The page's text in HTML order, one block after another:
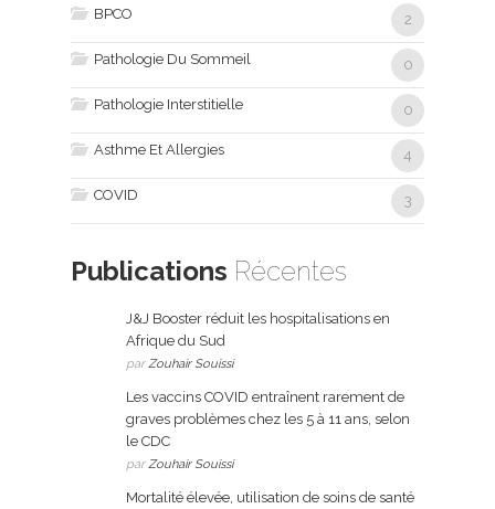
BPCO 2
Pathologie Du Sommeil 0
Pathologie Interstitielle 0
Asthme Et Allergies 4
COVID 3
Publications Récentes
J&J Booster réduit les hospitalisations en
Afrique du Sud
parZouhair Souissi
Les vaccins COVID entraînent rarement de
graves problèmes chez les 5 à 11 ans, selon
le CDC
parZouhair Souissi
Mortalité élevée, utilisation de soins de santé